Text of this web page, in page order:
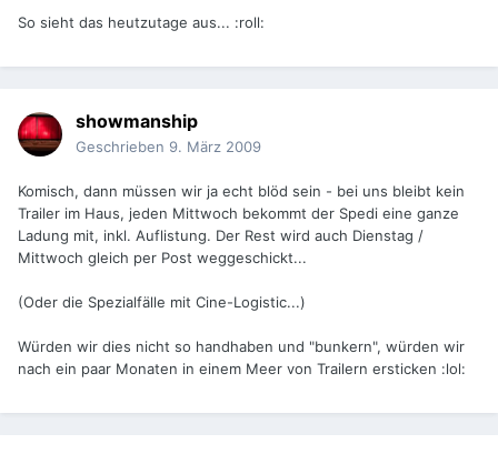
So sieht das heutzutage aus... :roll:
showmanship
Geschrieben 9. März 2009
Komisch, dann müssen wir ja echt blöd sein - bei uns bleibt kein
Trailer im Haus, jeden Mittwoch bekommt der Spedi eine ganze
Ladung mit, inkl. Auflistung. Der Rest wird auch Dienstag /
Mittwoch gleich per Post weggeschickt...
(Oder die Spezialfälle mit Cine-Logistic...)
Würden wir dies nicht so handhaben und "bunkern", würden wir
nach ein paar Monaten in einem Meer von Trailern ersticken :lol: